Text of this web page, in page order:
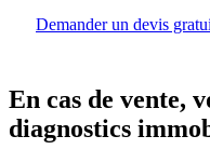
Demander un devis
En cas de vente,
diagnostics